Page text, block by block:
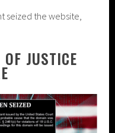
seized the website,
JUSTICE